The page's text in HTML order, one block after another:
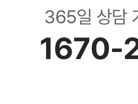
365일 상담
1670-